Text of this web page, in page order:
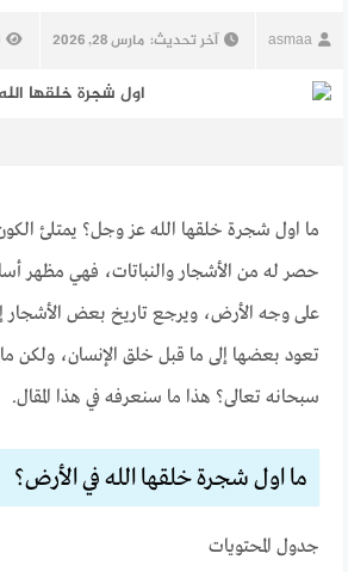
asmaa آخر تحديث: مارس 28, 2026
ما اول شجرة خلقها الله عز وجل؟ يمتلئ
حصر له من الأشجار والنباتات، فهي مظهر
على وجه الأرض، ويرجع تاريخ بعض الأشجار
تعود بعضها إلى ما قبل خلق الإنسان، ولكن
سبحانه تعالى؟ هذا ما سنعرفه في هذا المقال.
ما اول شجرة خلقها الله في الأرض؟
جدول المحتويات